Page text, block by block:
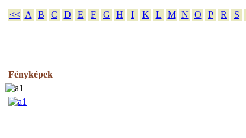
<< A B C D E F G H I K L M N O P R S
Fényképek